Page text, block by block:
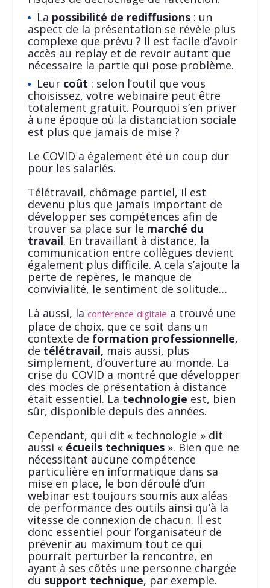
La possibilité de rediffusions: un
aspect de la présentation se révèle plus
complexe que prévu ? Il est facile d’avoir
accès au replay et de revoir autant que
nécessaire la partie qui pose problème.
Leur coût : selon l’outil que vous
choisissez, votre webinaire peut être
totalement gratuit. Pourquoi s’en priver
à une époque où la distanciation sociale
est plus que jamais de mise ?
Le COVID a également été un coup dur
pour les salariés.
Télétravail, chômage partiel, il est
devenu plus que jamais important de
développer ses compétences afin de
trouver sa place sur le marché du
travail. En travaillant à distance, la
communication entre collègues devient
également plus difficile. A cela s’ajoute la
perte de repères, le manque de
convivialité, le sentiment de solitude…
Là aussi, la conférence digitale a trouvé une
place de choix, que ce soit dans un
contexte de formation professionnelle,
de télétravail, mais aussi, plus
simplement, d’ouverture au monde. La
crise du COVID a montré que développer
des modes de présentation à distance
était essentiel. La technologie est, bien
sûr, disponible depuis des années.
Cependant, qui dit « technologie » dit
aussi « écueils techniques». Bien que ne
nécessitant aucune compétence
particulière en informatique dans sa
mise en place, le bon déroulé d’un
webinar est toujours soumis aux aléas
de performance des outils ainsi qu’à la
vitesse de connexion de chacun. Il est
donc essentiel pour l’organisateur de
prévenir au maximum tout ce qui
pourrait perturber la rencontre, en
ayant à ses côtés une personne chargée
du support technique, par exemple.